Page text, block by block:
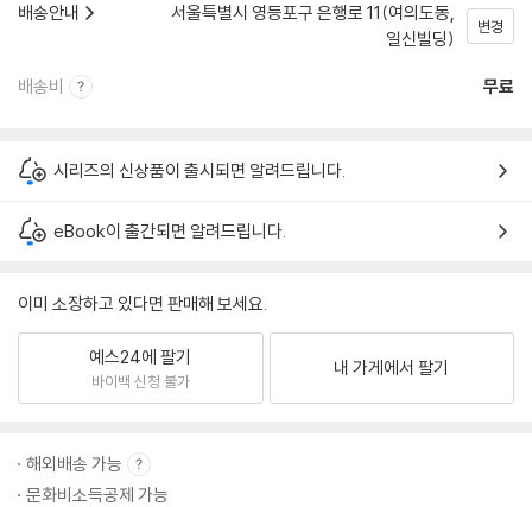
배송안내
서울특별시 영등포구 은행로 11(여의도동,
일신빌딩)
변경
배송비 무료
시리즈의 신상품이 출시되면 알려드립니다.
eBook이 출간되면 알려드립니다.
이미 소장하고 있다면 판매해 보세요.
예스24에 팔기
바이백 신청 불가
내 가게에서 팔기
해외배송 가능
문화비소득공제 가능